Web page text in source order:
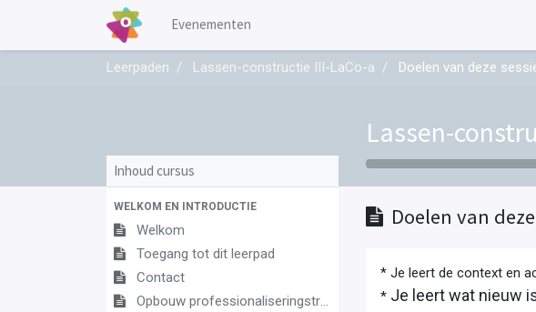
Evenementen
Leerpaden Lassen-constructie III-LaCo-a Doelen van deze
Lassen-
Inhoud cursus
WELKOM EN INTRODUCTIE
Welkom
Toegang tot dit leerpad
Contact
Opbouw professionaliseringstraject
Doelen van
* Je leert de context en
* Je leert wat nieuw